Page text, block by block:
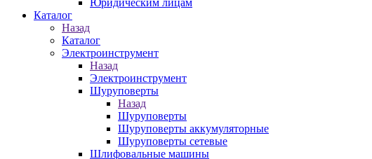
Юридическим лицам
Каталог
Назад
Каталог
Электроинструмент
Назад
Электроинструмент
Шуруповерты
Назад
Шуруповерты
Шуруповерты аккумуляторные
Шуруповерты сетевые
Шлифовальные машины